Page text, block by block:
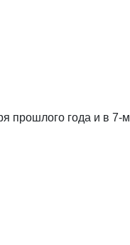
прошлого года и в 7-м